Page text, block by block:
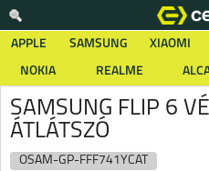
APPLE SAMSUNG XIAOMI
NOKIA
REALME
SAMSUNG FLIP 6
ÁTLÁTSZÓ
OSAM-GP-FFF741YCAT